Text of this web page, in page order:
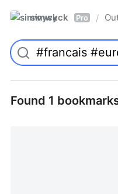
simwyck Pro /
Found 1